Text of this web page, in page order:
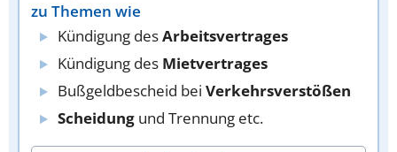
zu Themen wie
Kündigung desArbeitsvertrages
Kündigung des Mietvertrages
Bußgeldbescheid bei Verkehrsverstößen
Scheidung und Trennung etc.